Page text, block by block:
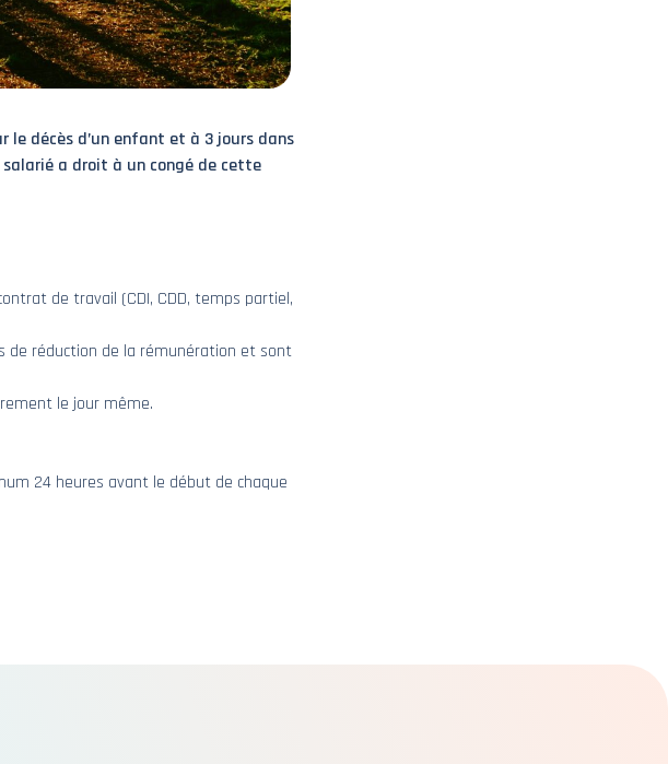
le décès d’un enfant et à 3 jours dans
salarié a droit à un congé de cette
de travail (CDI, CDD, temps partiel,
de réduction de la rémunération et sont
le jour même.
24 heures avant le début de chaque